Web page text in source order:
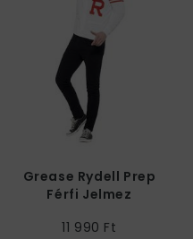
Grease Rydell Prep
Férfi Jelmez
11 990 Ft